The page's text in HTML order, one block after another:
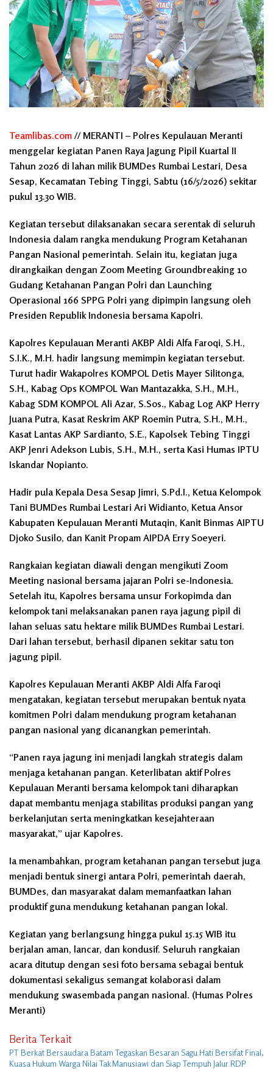
Teamlibas.com // MERANTI – Polres Kepulauan Meranti
menggelar kegiatan Panen Raya Jagung Pipil Kuartal II
Tahun 2026 di lahan milik BUMDes Rumbai Lestari, Desa
Sesap, Kecamatan Tebing Tinggi, Sabtu (16/5/2026) sekitar
pukul 13.30 WIB.
Kegiatan tersebut dilaksanakan secara serentak di seluruh
Indonesia dalam rangka mendukung Program Ketahanan
Pangan Nasional pemerintah. Selain itu, kegiatan juga
dirangkaikan dengan Zoom Meeting Groundbreaking 10
Gudang Ketahanan Pangan Polri dan Launching
Operasional 166 SPPG Polri yang dipimpin langsung oleh
Presiden Republik Indonesia bersama Kapolri.
Kapolres Kepulauan Meranti AKBP Aldi Alfa Faroqi, S.H.,
S.I.K., M.H. hadir langsung memimpin kegiatan tersebut.
Turut hadir Wakapolres KOMPOL Detis Mayer Silitonga,
S.H., Kabag Ops KOMPOL Wan Mantazakka, S.H., M.H.,
Kabag SDM KOMPOL Ali Azar, S.Sos., Kabag Log AKP Herry
Juana Putra, Kasat Reskrim AKP Roemin Putra, S.H., M.H.,
Kasat Lantas AKP Sardianto, S.E., Kapolsek Tebing Tinggi
AKP Jenri Adekson Lubis, S.H., M.H., serta Kasi Humas IPTU
Iskandar Nopianto.
Hadir pula Kepala Desa Sesap Jimri, S.Pd.I., Ketua Kelompok
Tani BUMDes Rumbai Lestari Ari Widianto, Ketua Ansor
Kabupaten Kepulauan Meranti Mutaqin, Kanit Binmas AIPTU
Djoko Susilo, dan Kanit Propam AIPDA Erry Soeyeri.
Rangkaian kegiatan diawali dengan mengikuti Zoom
Meeting nasional bersama jajaran Polri se-Indonesia.
Setelah itu, Kapolres bersama unsur Forkopimda dan
kelompok tani melaksanakan panen raya jagung pipil di
lahan seluas satu hektare milik BUMDes Rumbai Lestari.
Dari lahan tersebut, berhasil dipanen sekitar satu ton
jagung pipil.
Kapolres Kepulauan Meranti AKBP Aldi Alfa Faroqi
mengatakan, kegiatan tersebut merupakan bentuk nyata
komitmen Polri dalam mendukung program ketahanan
pangan nasional yang dicanangkan pemerintah.
“Panen raya jagung ini menjadi langkah strategis dalam
menjaga ketahanan pangan. Keterlibatan aktif Polres
Kepulauan Meranti bersama kelompok tani diharapkan
dapat membantu menjaga stabilitas produksi pangan yang
berkelanjutan serta meningkatkan kesejahteraan
masyarakat,” ujar Kapolres.
Ia menambahkan, program ketahanan pangan tersebut juga
menjadi bentuk sinergi antara Polri, pemerintah daerah,
BUMDes, dan masyarakat dalam memanfaatkan lahan
produktif guna mendukung ketahanan pangan lokal.
Kegiatan yang berlangsung hingga pukul 15.15 WIB itu
berjalan aman, lancar, dan kondusif. Seluruh rangkaian
acara ditutup dengan sesi foto bersama sebagai bentuk
dokumentasi sekaligus semangat kolaborasi dalam
mendukung swasembada pangan nasional. (Humas Polres
Meranti)
Berita Terkait
PT Berkat Bersaudara Batam Tegaskan Besaran Sagu Hati Bersifat Final,
Kuasa Hukum Warga Nilai Tak Manusiawi dan Siap Tempuh Jalur RDP